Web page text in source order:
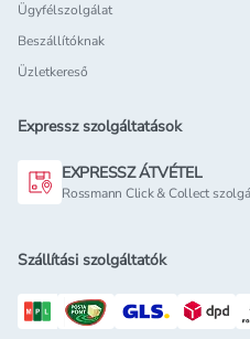
Ügyfélszolgálat
Beszállítóknak
Üzletkereső
Expressz szolgáltatások
EXPRESSZ ÁTVÉTEL
Rossmann Click & Collect
Szállítási szolgáltatók